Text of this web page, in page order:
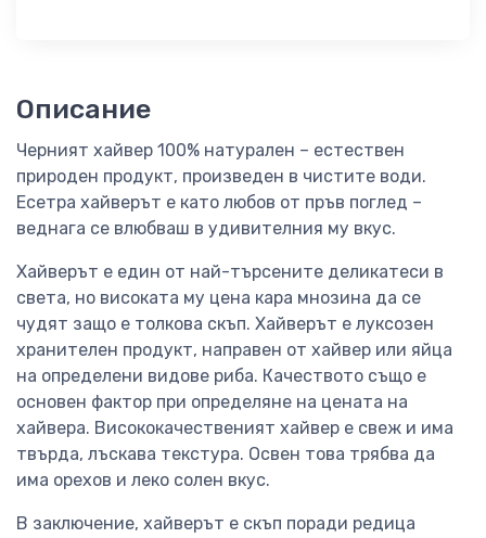
Описание
Черният хайвер 100% натурален – естествен
природен продукт, произведен в чистите води.
Есетра хайверът е като любов от пръв поглед –
веднага се влюбваш в удивителния му вкус.
Хайверът е един от най-търсените деликатеси в
света, но високата му цена кара мнозина да се
чудят защо е толкова скъп. Хайверът е луксозен
хранителен продукт, направен от хайвер или яйца
на определени видове риба. Качеството също е
основен фактор при определяне на цената на
хайвера. Висококачественият хайвер е свеж и има
твърда, лъскава текстура. Освен това трябва да
има орехов и леко солен вкус.
В заключение, хайверът е скъп поради редица